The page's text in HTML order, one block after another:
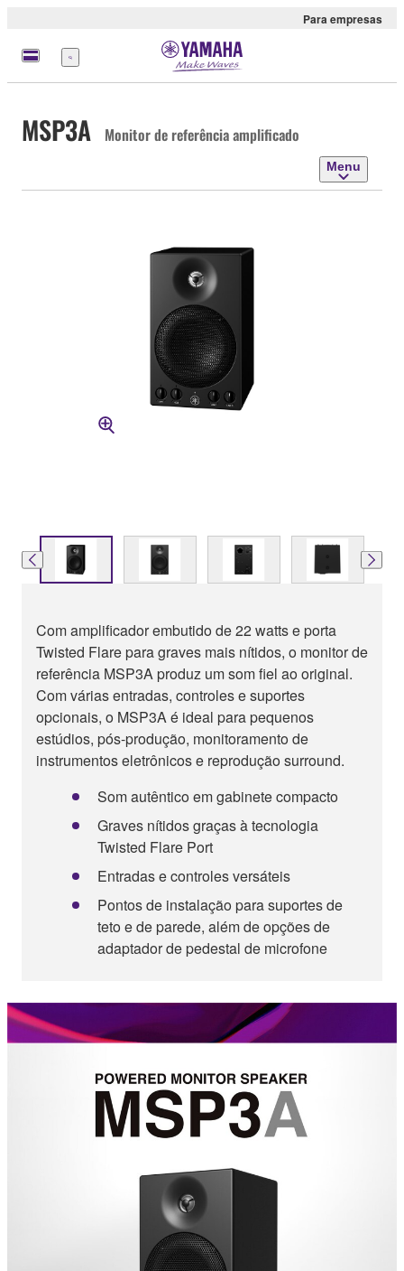
Para empresas
Menu
MSP3A Monitor de referência amplificado
Menu
Com amplificador embutido de 22 watts e porta
Twisted Flare para graves mais nítidos, o monitor de
referência MSP3A produz um som fiel ao original.
Com várias entradas, controles e suportes
opcionais, o MSP3A é ideal para pequenos
estúdios, pós-produção, monitoramento de
instrumentos eletrônicos e reprodução surround.
Som autêntico em gabinete compacto
Graves nítidos graças à tecnologia
Twisted Flare Port
Entradas e controles versáteis
Pontos de instalação para suportes de
teto e de parede, além de opções de
adaptador de pedestal de microfone